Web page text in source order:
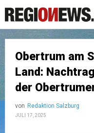
Obertrum am
Land:
der
von Redaktion Salzburg
JULI 17, 2025